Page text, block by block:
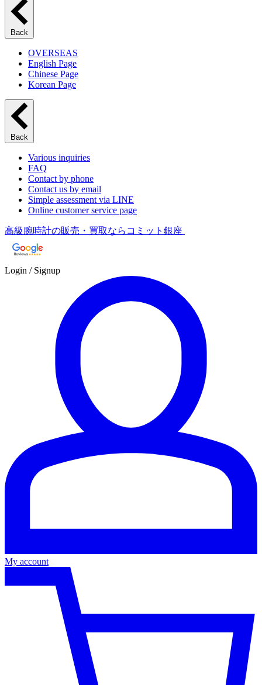
Back
OVERSEAS
English Page
Chinese Page
Korean Page
Back
Various inquiries
FAQ
Contact by phone
Contact us by email
Simple assessment via LINE
Online customer service page
高級腕時計の販売・買取ならコミット銀座
Login / Signup
My account